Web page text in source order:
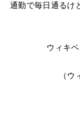
通勤で毎日通るけ
ウィキ
（ウ